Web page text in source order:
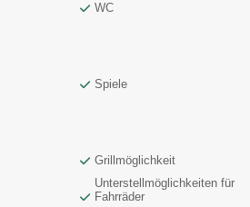
WC
Spiele
Grillmöglichkeit
Unterstellmöglichkeiten für
Fahrräder